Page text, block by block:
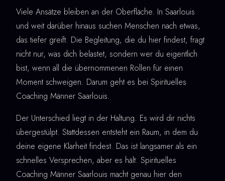
Viele Ansätze bleiben an der Oberfläche. In Saarlouis
und weit darüber hinaus suchen Menschen nach etwas,
das tiefer greift. Die Begleitung, die du hier findest, fragt
nicht nur, was dich belastet, sondern wer du eigentlich
bist, wenn all die übernommenen Rollen für einen
Moment schweigen. Darum geht es bei Spirituelles
Coaching Männer Saarlouis.
Der Unterschied liegt in der Haltung. Es wird dir nichts
übergestülpt. Stattdessen entsteht ein Raum, in dem du
deine eigene Klarheit findest. Das ist langsamer als ein
schnelles Versprechen, aber es hält. Spirituelles
Coaching Männer Saarlouis macht genau hier den